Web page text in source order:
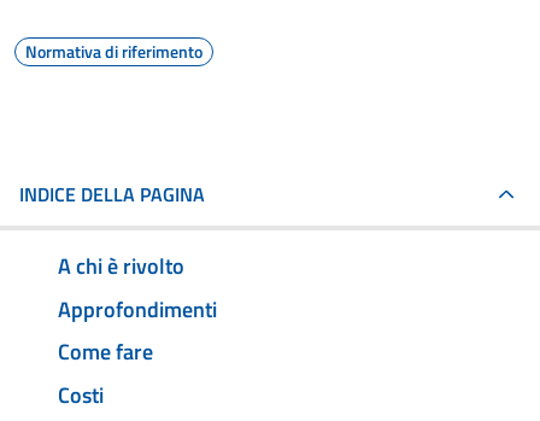
Normativa di riferimento
INDICE DELLA PAGINA
A chi è rivolto
Approfondimenti
Come fare
Costi